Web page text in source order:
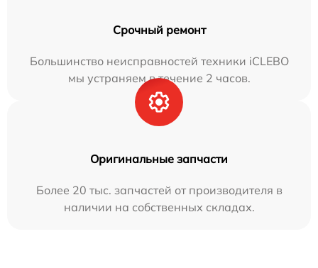
Срочный ремонт
Большинство неисправностей техники iCLEBO
мы устраняем в течение 2 часов.
Оригинальные запчасти
Более 20 тыс. запчастей от производителя в
наличии на собственных складах.